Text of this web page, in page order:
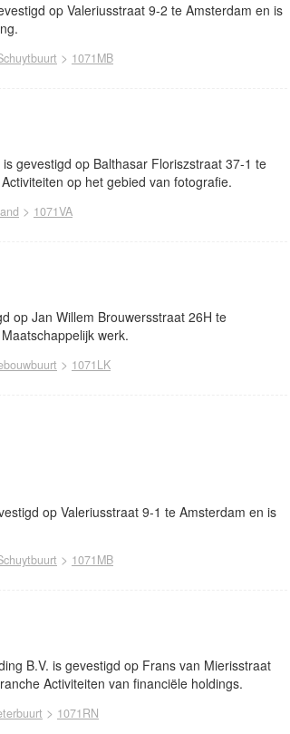
op Valeriusstraat 9-2 te Amsterdam en is
> 1071MB
gevestigd op Balthasar Floriszstraat 37-1 te
op het gebied van fotografie.
> 1071VA
op Jan Willem Brouwersstraat 26H te
werk.
> 1071LK
op Valeriusstraat 9-1 te Amsterdam en is
> 1071MB
B.V. is gevestigd op Frans van Mierisstraat
Activiteiten van financiële holdings.
> 1071RN